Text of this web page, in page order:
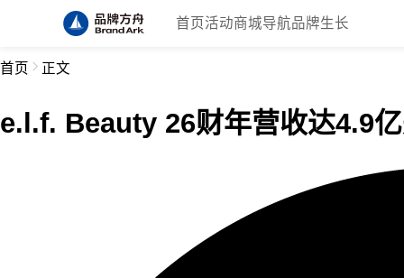
首页 活动商城导航品牌生长
首页 正文
e.l.f. Beauty 26财年营收达4.9